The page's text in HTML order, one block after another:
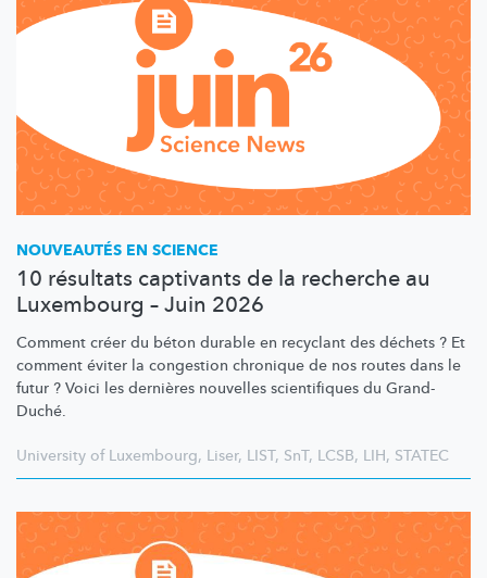
NOUVEAUTÉS EN SCIENCE
10 résultats captivants de la recherche au
Luxembourg – Juin 2026
Comment créer du béton durable en recyclant des déchets ? Et
comment éviter la congestion chronique de nos routes dans le
futur ? Voici les dernières nouvelles scientifiques du Grand-
Duché.
University of Luxembourg, Liser, LIST, SnT, LCSB, LIH, STATEC